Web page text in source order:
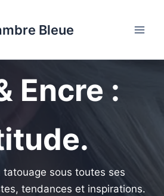
Bleue
Encre :
tatouage sous toutes ses
tendances et inspirations.